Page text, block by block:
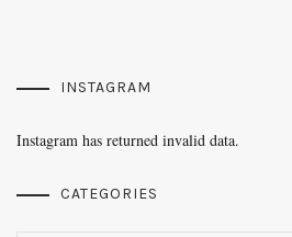
INSTAGRAM
Instagram has returned invalid data.
CATEGORIES